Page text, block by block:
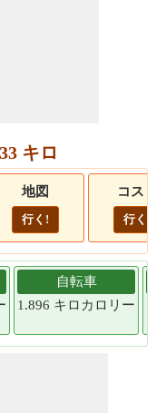
キロ
地図
行く!
コスト
行く!
自転車
1.896 キロカロリー